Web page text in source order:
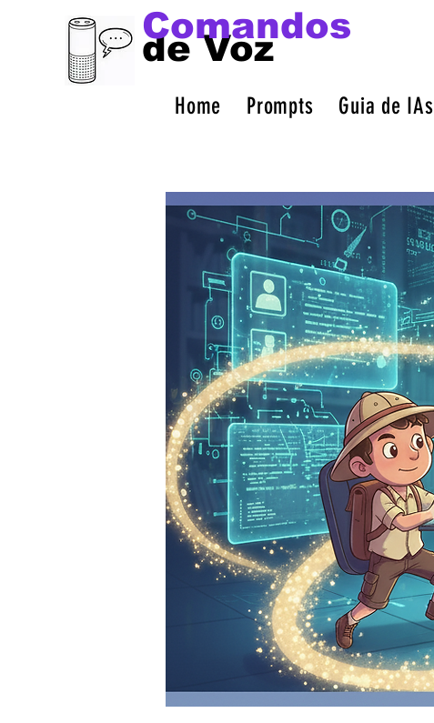
de Voz
Comandos
Home Prompts Guia de IAs